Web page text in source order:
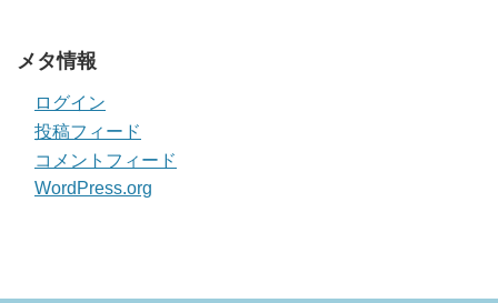
メタ情報
ログイン
投稿フィード
コメントフィード
WordPress.org